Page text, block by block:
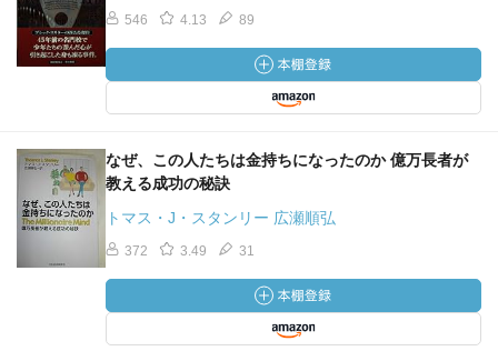
546 4.13 89
なぜ、この人たちは金持ちになったのか 億万長者が
教える成功の秘訣
トマス・J・スタンリー 広瀬順弘
372 3.49 31